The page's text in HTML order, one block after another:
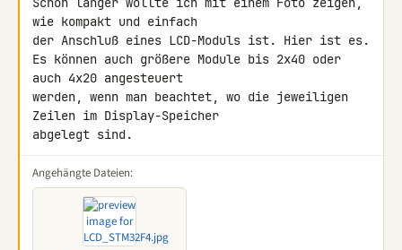
wie kompakt und einfach
der Anschluß eines LCD-Moduls ist. Hier ist es.
Es können auch größere Module bis 2x40 oder
auch 4x20 angesteuert
werden, wenn man beachtet, wo die jeweiligen
Zeilen im Display-Speicher
abgelegt sind.
Angehängte Dateien: